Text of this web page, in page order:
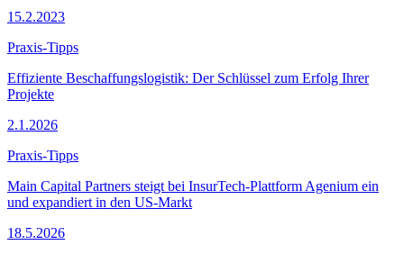
15.2.2023
Praxis-Tipps
Effiziente Beschaffungslogistik: Der Schlüssel zum Erfolg Ihrer
Projekte
2.1.2026
Praxis-Tipps
Main Capital Partners steigt bei InsurTech-Plattform Agenium ein
und expandiert in den US-Markt
18.5.2026